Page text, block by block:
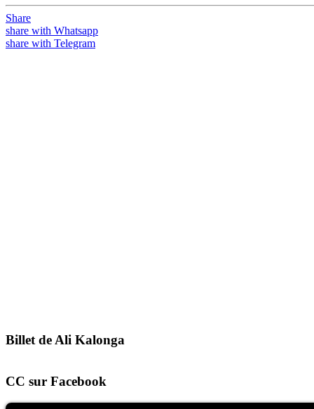
Share
share with Whatsapp
share with Telegram
Billet de Ali Kalonga
CC sur Facebook